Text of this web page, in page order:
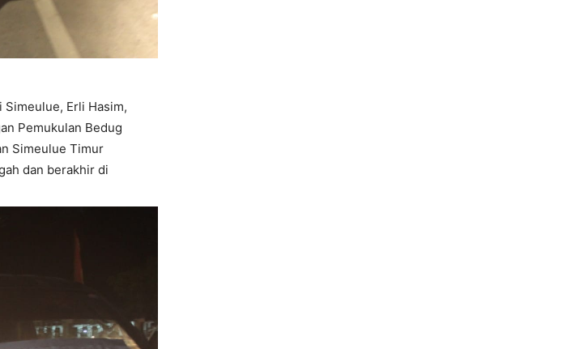
Erli Hasim,
Pemukulan Bedug
Simeulue Timur
dan berakhir di